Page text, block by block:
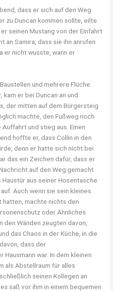
dass er sich auf den Weg
zu Duncan kommen sollte, eilte
seinen Mustang von der Einfahrt
an Samira, dass sie ihn anrufen
er nicht wusste, wann er
und mehrere Flüche
er bei Duncan an und
der mitten auf dem Bürgersteig
machte, den Fußweg noch
und stieg aus. Einen
hoffte er, dass Collin in den
denn er hatte sich nicht bei
das ein Zeichen dafür, dass er
auf den Weg gemacht
aus seiner Hosentasche
Auch wenn sie sein kleines
hatten, machte nichts den
oder Ähnliches
Wänden zeugten davon,
das Chaos in der Küche, in die
dass der
war. In dem kleinen
als Abstellraum für alles
seinen Kollegen an
saß vor ihm in einem bequemen